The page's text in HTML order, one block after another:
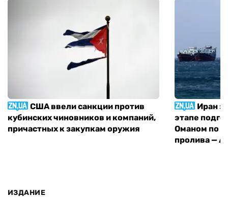
США ввели санкции против
кубинских чиновников и компаний,
причастных к закупкам оружия
Иран
этапе
Оманом по
пролива —
ИЗДАНИЕ